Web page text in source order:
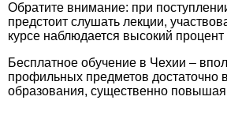
Обратите внимание: при
предстоит слушать лекции,
курсе наблюдается высокий
Бесплатное обучение в Чехии –
профильных предметов достаточно
образования, существенно